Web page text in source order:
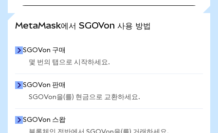
MetaMask에서 SGOVon 사용 방법
SGOVon 구매
몇 번의 탭으로 시작하세요.
SGOVon 판매
SGOVon을(를) 현금으로 교환하세요.
SGOVon 스왑